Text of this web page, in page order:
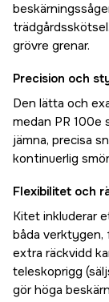
grövre grenar.
Precision och
Den lätta och
medan PR 100e
jämna, precisa
kontinuerlig
Flexibilitet och
Kitet inkluderar
båda verktygen,
extra räckvidd
teleskoprigg
gör höga